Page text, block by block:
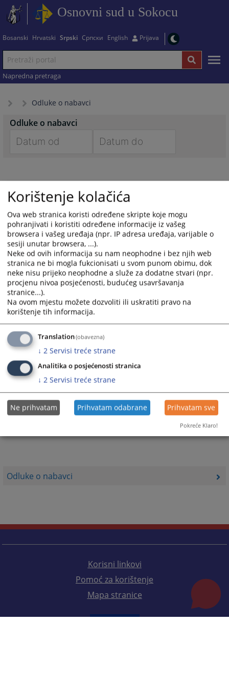
Osnovni sud u Sokocu
Bosanski Hrvatski Srpski Српски English Prijava
Napredna pretraga
Odluke o nabavci
Odluke o nabavci
Odluke o nabavci
to
interact
with
the
calendar
and
select
a
date.
Press
the
question
mark
key
get
the
keyboard
shortcuts
for
changing
dates.
to
interact
with
the
calendar
and
select
a
date.
Press
question
mark
key
to
get
the
shortcuts
for
changing
dates.
Trenutno nema vijesti
Korisni linkovi
Pomoć za korištenje
Mapa stranice
Korištenje kolačića
Ova web stranica koristi određene skripte koje mogu
pohranjivati i koristiti određene informacije iz vašeg
browsera i vašeg uređaja (npr. IP adresa uređaja, varijable o
sesiji unutar browsera, ...).
Neke od ovih informacija su nam neophodne i bez njih web
stranica ne bi mogla fukcionisati u svom punom obimu, dok
neke nisu prijeko neophodne a služe za dodatne stvari (npr.
procjenu nivoa posjećenosti, budućeg usavršavanja
stranice...).
Na ovom mjestu možete dozvoliti ili uskratiti pravo na
korištenje tih informacija.
Translation(obavezna)
↓ 2 Servisi treće strane
Analitika o posjećenosti stranica
↓ 2 Servisi treće strane
Ne prihvatam Prihvatam odabrane Prihvatam sve
Pokreće Klaro!